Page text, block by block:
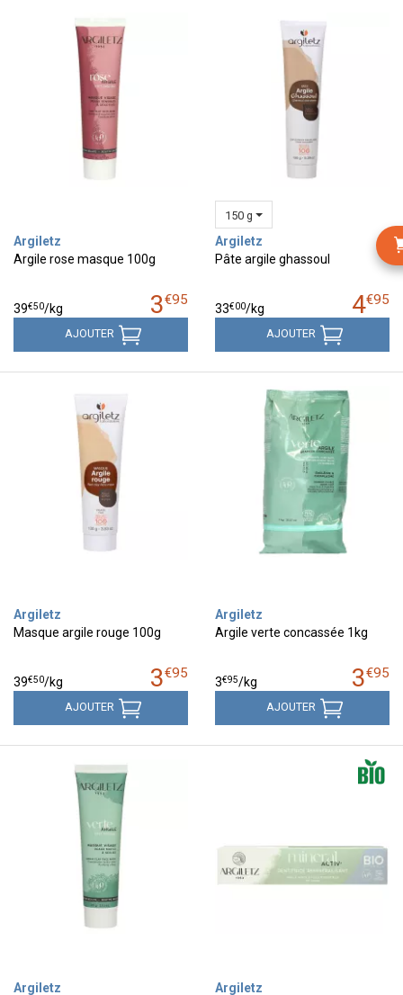
Argiletz
Argile rose masque 100g
3€95
39€50/kg
AJOUTER
150 g
Argiletz
Pâte argile ghassoul
4€95
33€00/kg
AJOUTER
Argiletz
Masque argile rouge 100g
3€95
39€50/kg
AJOUTER
Argiletz
Argile verte concassée 1kg
3€95
3€95/kg
AJOUTER
Argiletz Argiletz